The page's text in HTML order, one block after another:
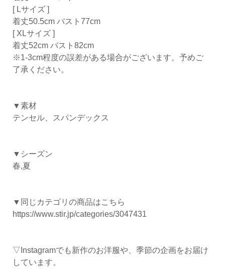
[ Lサイズ ]
着丈50.5cm バスト77cm
[ XLサイズ ]
着丈52cm バスト82cm
※1-3cm程度の誤差がある場合がございます。予めご
了承ください。
▼素材
テンセル、スパンデックス
▼シーズン
春,夏
▼同じカテゴリの商品はこちら
https://www.stir.jp/categories/3047431
▽Instagramでも新作のお洋服や、季節の企画をお届け
しています。